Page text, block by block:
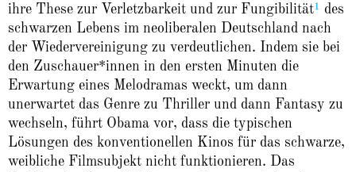
ihre These zur Verletzbarkeit und zur Fungibilität1 des
schwarzen Lebens im neoliberalen Deutschland nach
der Wiedervereinigung zu verdeutlichen. Indem sie bei
den Zuschauer*innen in den ersten Minuten die
Erwartung eines Melodramas weckt, um dann
unerwartet das Genre zu Thriller und dann Fantasy zu
wechseln, führt Obama vor, dass die typischen
Lösungen des konventionellen Kinos für das schwarze,
weibliche Filmsubjekt nicht funktionieren. Das